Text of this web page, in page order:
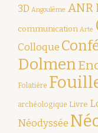
3D Angoulême ANR
communication Arte
Colloque
Dolmen
Folatière
archéologique Livre
Néodyssée